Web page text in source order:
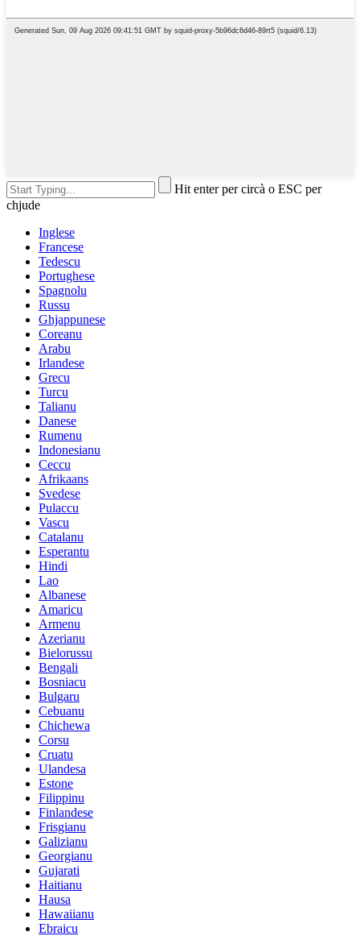
Hit enter per circà o ESC per
chjude
Inglese
Francese
Tedescu
Portughese
Spagnolu
Russu
Ghjappunese
Coreanu
Arabu
Irlandese
Grecu
Turcu
Talianu
Danese
Rumenu
Indonesianu
Ceccu
Afrikaans
Svedese
Pulaccu
Vascu
Catalanu
Esperantu
Hindi
Lao
Albanese
Amaricu
Armenu
Azerianu
Bielorussu
Bengali
Bosniacu
Bulgaru
Cebuanu
Chichewa
Corsu
Cruatu
Ulandesa
Estone
Filippinu
Finlandese
Frisgianu
Galizianu
Georgianu
Gujarati
Haitianu
Hausa
Hawaiianu
Ebraicu